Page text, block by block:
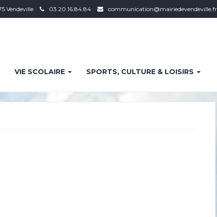
Vendeville 03.20.16.84.84 communication@mairiedevendeville.fr
VIE SCOLAIRE SPORTS, CULTURE & LOISIRS